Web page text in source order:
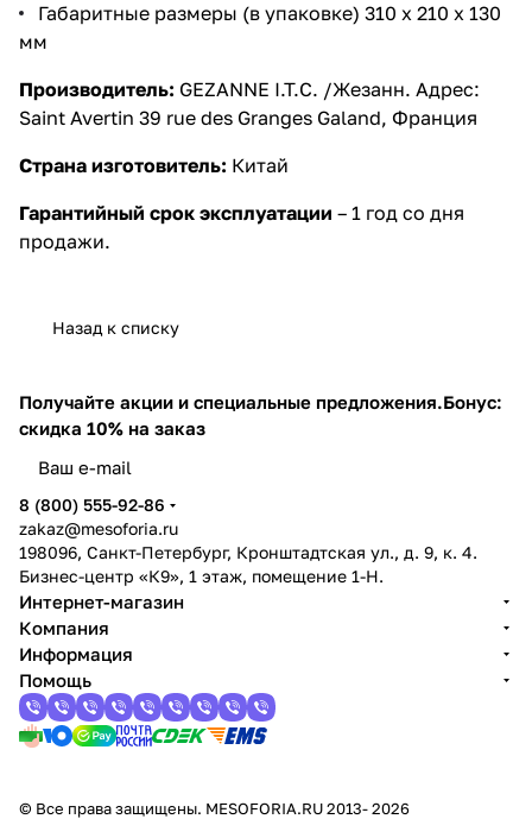
Габаритные размеры (в упаковке) 310 х 210 х 130
мм
Производитель: GEZANNE I.T.C. /Жезанн. Адрес:
Saint Avertin 39 rue des Granges Galand, Франция
Страна изготовитель: Китай
Гарантийный срок эксплуатации – 1 год со дня
продажи.
Назад к списку
Получайте акции и специальные предложения.Бонус:
скидка 10% на заказ
8 (800) 555-92-86
zakaz@mesoforia.ru
198096, Санкт-Петербург, Кронштадтская ул., д. 9, к. 4.
Бизнес-центр «К9», 1 этаж, помещение 1-Н.
Интернет-магазин
Компания
Информация
Помощь
© Все права защищены. MESOFORIA.RU 2013- 2026